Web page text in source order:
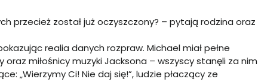
przecież został już oczyszczony? – pytają rodzina oraz
realia danych rozpraw. Michael miał pełne
miłośnicy muzyki Jacksona – wszyscy stanęli za nim
„Wierzymy Ci! Nie daj się!”, ludzie płaczący ze